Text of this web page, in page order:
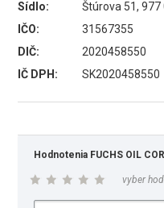
Sídlo:
Štúrova 51,
IČO:
31567355
DIČ:
2020458550
IČ DPH:
SK2020458550
Hodnotenia FUCHS OIL
vyber